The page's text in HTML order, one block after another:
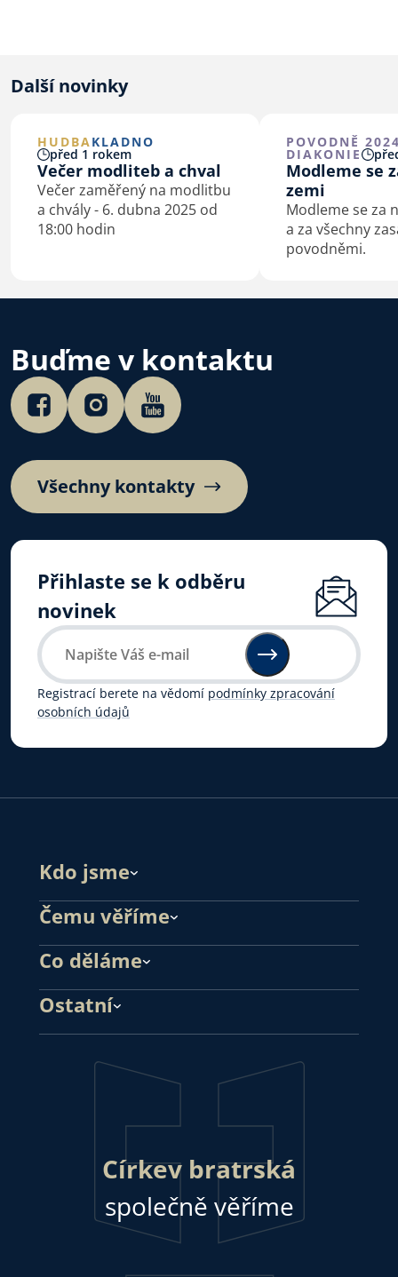
Další novinky
HUDBAKLADNO
před 1 rokem
Večer modliteb a chval
Večer zaměřený na modlitbu
a chvály - 6. dubna 2025 od
18:00 hodin
POVODNĚ
DIAKONIE
Modleme se
zemi
Modleme se za
a za všechny
povodněmi.
Buďme v kontaktu
Všechny kontakty
Přihlaste se k odběru
novinek
Registrací berete na vědomí podmínky zpracování
osobních údajů
Kdo jsme
Čemu věříme
Co děláme
Ostatní
Církev bratrská
společně věříme